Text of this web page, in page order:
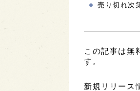
売り切れ次
この記事は無
す。
新規リリース